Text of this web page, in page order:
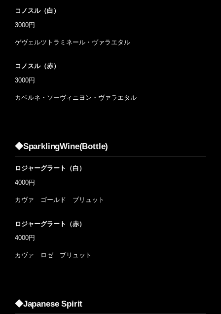
コノスル（白）
3000円
ゲヴェルツトラミネール・ヴァラエタル
コノスル（赤）
3000円
カベルネ・ソーヴィニヨン・ヴァラエタル
◆SparklingWine(Bottle)
ロジャーグラート（白）
4000円
カヴァ ゴールド ブリュット
ロジャーグラート（赤）
4000円
カヴァ ロゼ ブリュット
◆Japanese Spirit